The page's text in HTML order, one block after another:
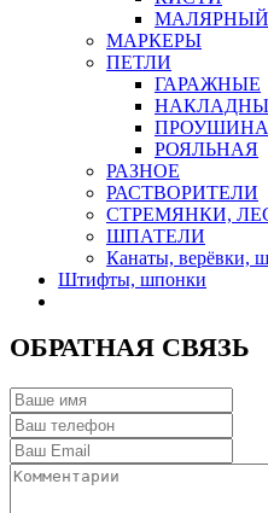
МАРКЕРЫ
ПЕТЛИ
ГАРАЖНЫЕ
ПРОУШИНА
РОЯЛЬНАЯ
РАЗНОЕ
РАСТВОРИТЕЛИ
СТРЕМЯНКИ,
ШПАТЕЛИ
Канаты, верёвки,
Штифты, шпонки
ОБРАТНАЯ СВЯЗЬ